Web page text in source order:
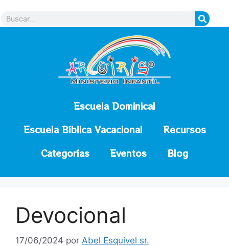
Escuela Dominical
Escuela Bíblica Vacacional
Recursos
Categorías
Eventos Blog
Devocional
17/06/2024 por Abel Esquivel sr.